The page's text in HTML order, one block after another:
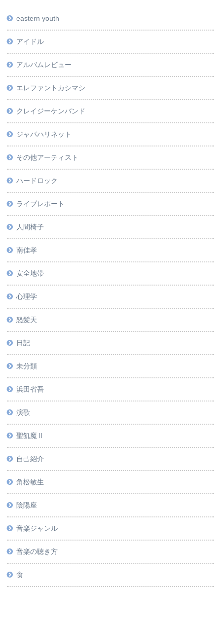
eastern youth
アイドル
アルバムレビュー
エレファントカシマシ
クレイジーケンバンド
ジャパハリネット
その他アーティスト
ハードロック
ライブレポート
人間椅子
南佳孝
安全地帯
心理学
怒髪天
日記
未分類
浜田省吾
演歌
聖飢魔Ⅱ
自己紹介
角松敏生
陰陽座
音楽ジャンル
音楽の聴き方
食